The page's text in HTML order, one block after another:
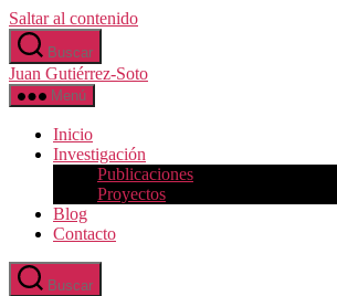
Saltar al contenido
Buscar
Juan Gutiérrez-Soto
Menú
Inicio
Investigación
Publicaciones
Proyectos
Blog
Contacto
Buscar